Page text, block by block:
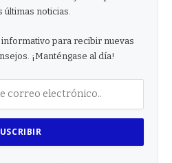
últimas noticias.
para recibir nuevas
¡Manténgase al día!